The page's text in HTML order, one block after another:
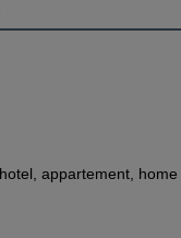
appartement,